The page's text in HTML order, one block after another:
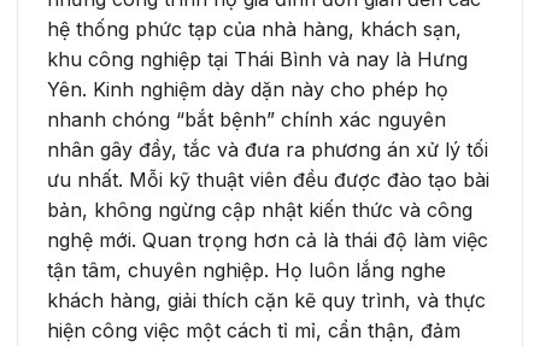
hệ thống phức tạp của nhà hàng, khách sạn,
khu công nghiệp tại Thái Bình và nay là Hưng
Yên. Kinh nghiệm dày dặn này cho phép họ
nhanh chóng “bắt bệnh” chính xác nguyên
nhân gây đầy, tắc và đưa ra phương án xử lý tối
ưu nhất. Mỗi kỹ thuật viên đều được đào tạo bài
bản, không ngừng cập nhật kiến thức và công
nghệ mới. Quan trọng hơn cả là thái độ làm việc
tận tâm, chuyên nghiệp. Họ luôn lắng nghe
khách hàng, giải thích cặn kẽ quy trình, và thực
hiện công việc một cách tỉ mỉ, cẩn thận, đảm